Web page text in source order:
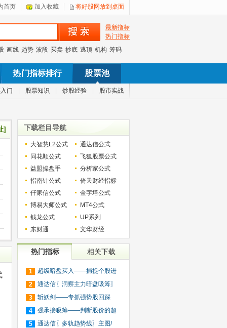
首页 加入收藏 将好股网放到桌面
最新指标
热门指标
画线 趋势 波段 买卖 抄底 逃顶 机构 筹码
热门指标排行 股票池
门 股票知识 炒股经验 股市实战
] 下载栏目导航
大智慧L2公式
通达信公式
同花顺公式
飞狐股票公式
益盟操盘手
分析家公式
指南针公式
倚天财经指标
仟家信公式
金字塔公式
博易大师公式
MT4公式
钱龙公式
UP系列
东财通
文华财经
热门指标 相关下载
1
超级暗盘买入——捕捉个股进
入
2
通达信〖洞察主力暗盘吸筹〗
捕
3
斩妖剑——专抓强势股回踩
20日
4
强承接吸筹——判断股价的超
买
5
通达信〖多轨趋势线〗主图/